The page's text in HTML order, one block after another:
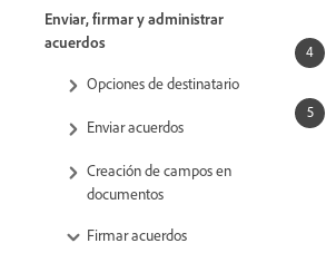
Enviar, firmar y administrar
acuerdos
Opciones de destinatario
Enviar acuerdos
Creación de campos en
documentos
Firmar acuerdos